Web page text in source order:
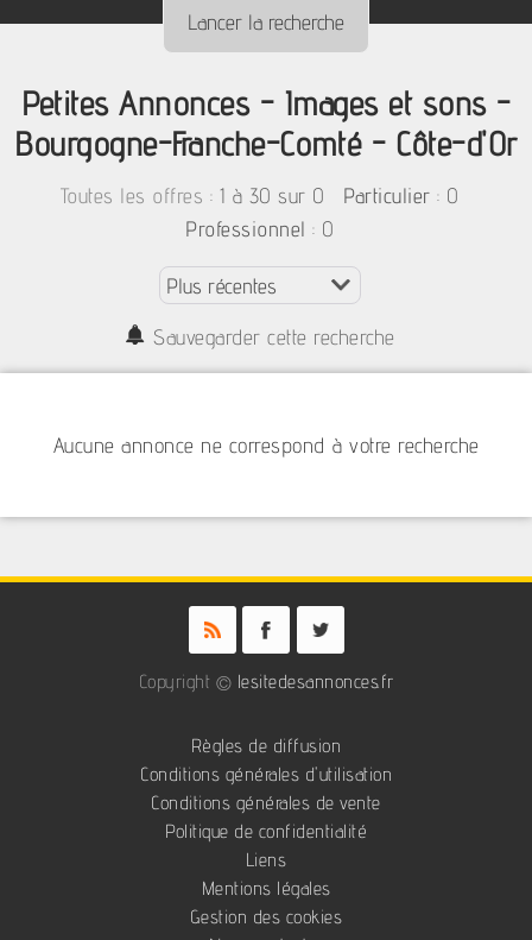
Petites Annonces - Images et sons -
Bourgogne-Franche-Comté - Côte-d'Or
Toutes les offres : 1 à 30 sur 0 Particulier : 0
Professionnel : 0
Sauvegarder cette recherche
Aucune annonce ne correspond à votre recherche
Copyright © lesitedesannonces.fr
Règles de diffusion
Conditions générales d'utilisation
Conditions générales de vente
Politique de confidentialité
Liens
Mentions légales
Gestion des cookies